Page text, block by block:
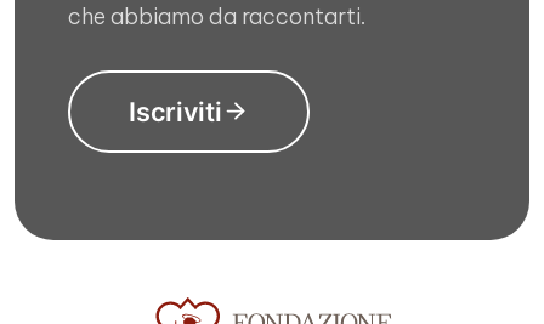
che abbiamo da raccontarti.
Iscriviti